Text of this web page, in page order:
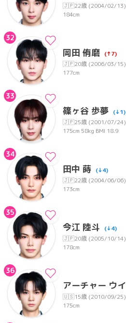
🇯🇵22歳 (2004/02/13)
184cm
32
岡田 侑磨 (↑7)
🇯🇵20歳 (2006/03/15)
177cm
33
篠ヶ谷 歩夢 (↓1)
🇯🇵25歳 (2001/07/24)
175cm 58kg BMI 18.9
34
田中 蒔 (↓4)
🇯🇵22歳 (2004/06/06)
173cm
35
今江 陸斗
(↓4)
🇯🇵20歳 (2005/10/14)
178cm
36
アーチャー ウイ
🇺🇸15歳 (2010/09/25)
175cm